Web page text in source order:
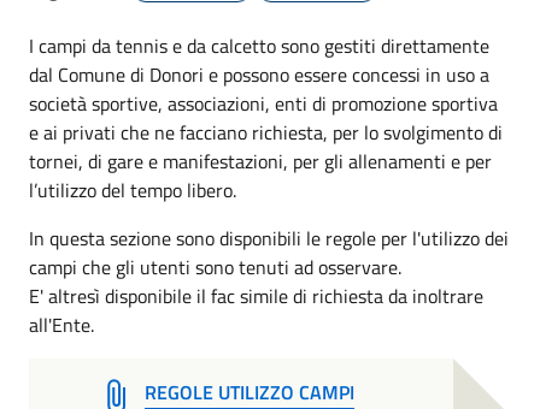
I campi da tennis e da calcetto sono gestiti direttamente
dal Comune di Donori e possono essere concessi in uso a
società sportive, associazioni, enti di promozione sportiva
e ai privati che ne facciano richiesta, per lo svolgimento di
tornei, di gare e manifestazioni, per gli allenamenti e per
l’utilizzo del tempo libero.
In questa sezione sono disponibili le regole per l'utilizzo dei
campi che gli utenti sono tenuti ad osservare.
E' altresì disponibile il fac simile di richiesta da inoltrare
all'Ente.
REGOLE UTILIZZO CAMPI